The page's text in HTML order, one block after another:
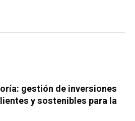
gestión de inversiones
y sostenibles para la